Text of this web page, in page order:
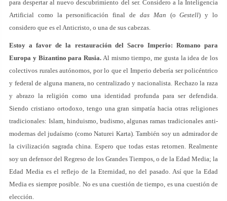
para despertar al nuevo descubrimiento del ser. Considero a la Inteligencia
Artificial como la personificación final de das Man (oGestell) y lo
considero que es el Anticristo, o una de sus cabezas.
Estoy a favor de la restauración del Sacro Imperio: Romano para
Europa y Bizantino para Rusia. Al mismo tiempo, me gusta la idea de los
colectivos rurales autónomos, por lo que el Imperio debería ser policéntrico
y federal de alguna manera, no centralizado y nacionalista. Rechazo la raza
y abrazo la religión como una identidad profunda para ser defendida.
Siendo cristiano ortodoxo, tengo una gran simpatía hacia otras religiones
tradicionales: Islam, hinduismo, budismo, algunas ramas tradicionales anti-
modernas del judaísmo (como Naturei Karta). También soy un admirador de
la civilización sagrada china. Espero que todas estas retornen. Realmente
soy un defensor del Regreso de los Grandes Tiempos, o de la Edad Media; la
Edad Media es el reflejo de la Eternidad, no del pasado. Así que la Edad
Media es siempre posible. No es una cuestión de tiempo, es una cuestión de
elección.